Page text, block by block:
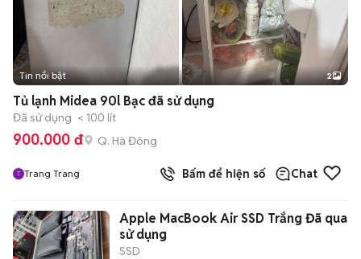
Tin nổi bật 2
Tủ lạnh Midea 90l Bạc đã sử dụng
Đã sử dụng < 100 lít
900.000 đ Q. Hà Đông
Trang Trang Bấm để hiện số Chat
Apple MacBook Air SSD Trắng Đã qua
sử dụng
SSD